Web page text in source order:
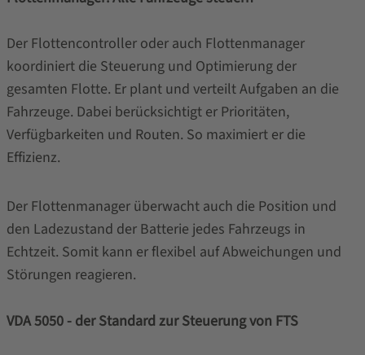
Der Flottencontroller oder auch Flottenmanager
koordiniert die Steuerung und Optimierung der
gesamten Flotte. Er plant und verteilt Aufgaben an die
Fahrzeuge. Dabei berücksichtigt er Prioritäten,
Verfügbarkeiten und Routen. So maximiert er die
Effizienz.
Der Flottenmanager überwacht auch die Position und
den Ladezustand der Batterie jedes Fahrzeugs in
Echtzeit. Somit kann er flexibel auf Abweichungen und
Störungen reagieren.
VDA 5050 - der Standard zur Steuerung von FTS